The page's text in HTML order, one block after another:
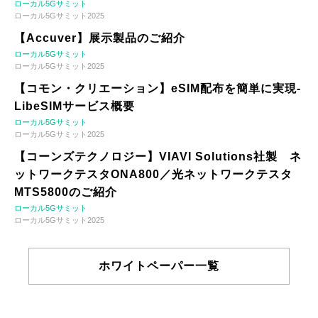
ローカル5Gサミット
ローカル5Gサミット2025
【Accuver】展示製品のご紹介
ローカル5Gサミット
ローカル5Gサミット2025
【コモン・クリエーション】eSIM配布を簡単に実現-
LibeSIMサービス概要
ローカル5Gサミット
ローカル5Gサミット2025
【コーンズテクノロジー】VIAVI Solutions社製 ネ
ットワークテスタONA800／光ネットワークテスタ
MTS5800のご紹介
ローカル5Gサミット
ローカル5Gサミット2025
ホワイトペーパー一覧